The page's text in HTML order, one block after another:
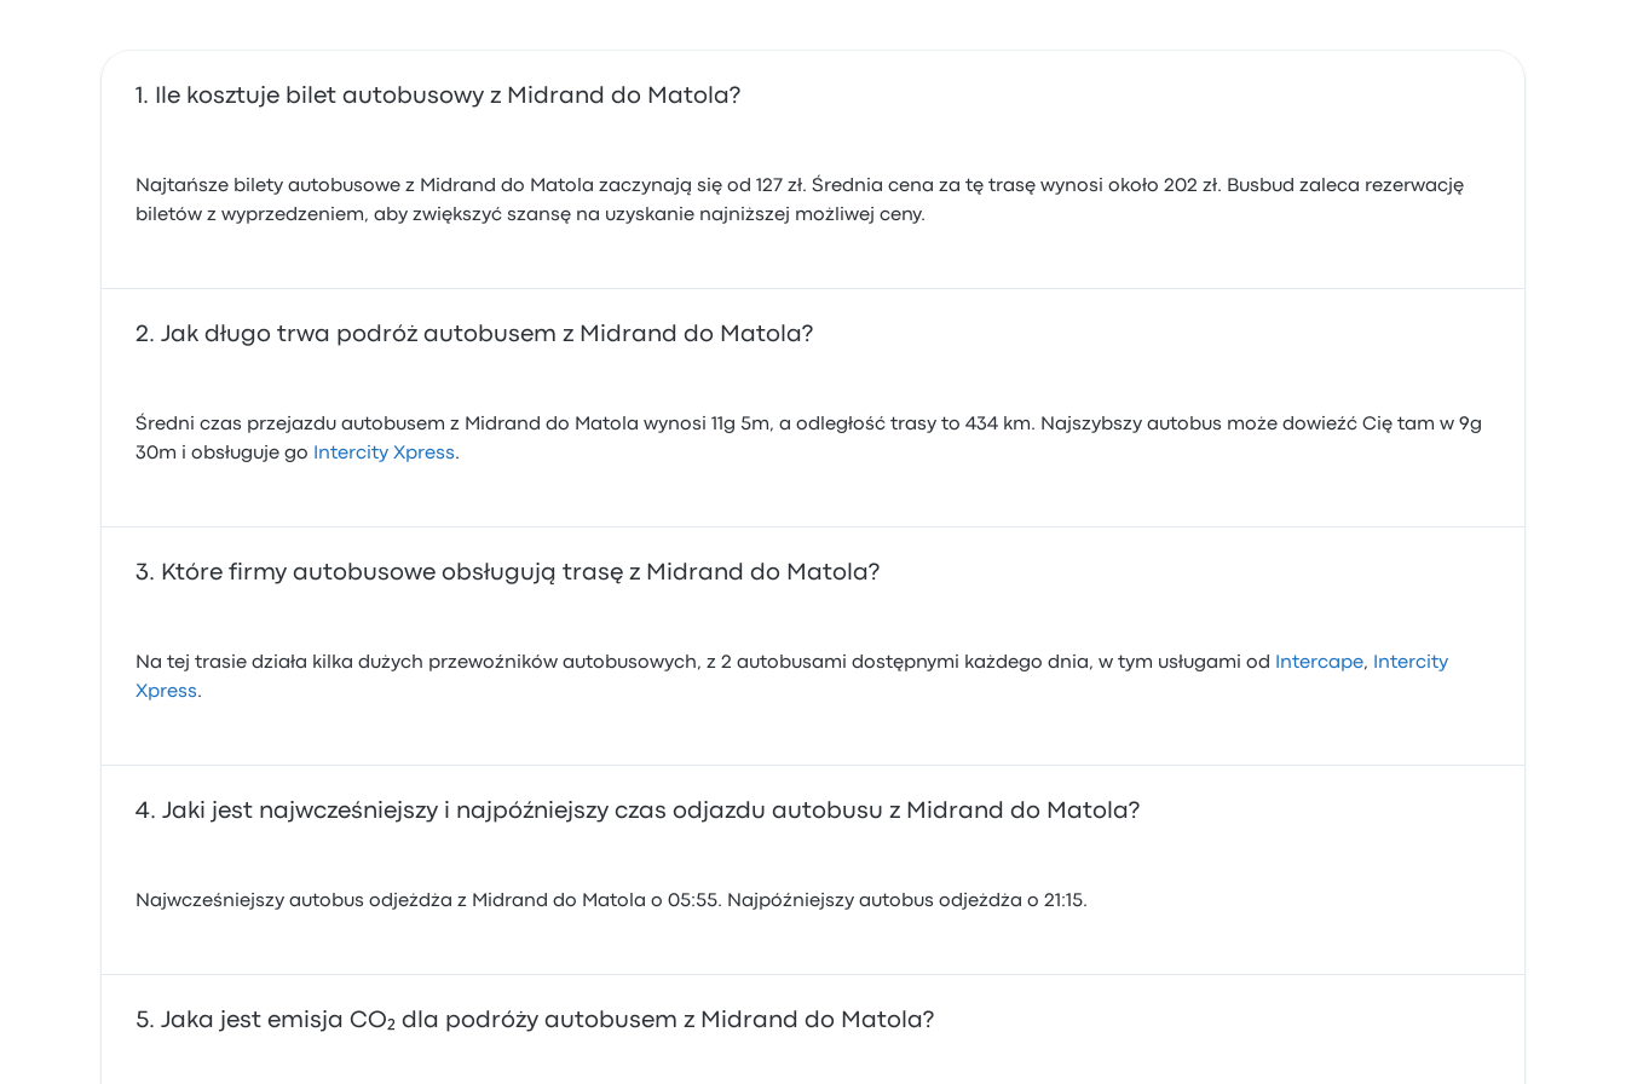
Ile kosztuje bilet autobusowy z Midrand do Matola?
Najtańsze bilety autobusowe z Midrand do Matola zaczynają się od 127 zł. Średnia cena za tę trasę wynosi około 202 zł. Busbud zaleca rezerwację
biletów z wyprzedzeniem, aby zwiększyć szansę na uzyskanie najniższej możliwej ceny.
Jak długo trwa podróż autobusem z Midrand do Matola?
Średni czas przejazdu autobusem z Midrand do Matola wynosi 11g 5m, a odległość trasy to 434 km. Najszybszy autobus może dowieźć Cię tam w 9g
30m i obsługuje go
Intercity Xpress.
Które firmy autobusowe obsługują trasę z Midrand do Matola?
Na tej trasie działa kilka dużych przewoźników autobusowych, z 2 autobusami dostępnymi każdego dnia, w tym usługami od Intercape,
Intercity
Xpress.
Jaki jest najwcześniejszy i najpóźniejszy czas odjazdu autobusu z Midrand do Matola?
Najwcześniejszy autobus odjeżdża z Midrand do Matola o 05:55. Najpóźniejszy autobus odjeżdża o 21:15.
Jaka jest emisja CO₂ dla podróży autobusem z Midrand do Matola?